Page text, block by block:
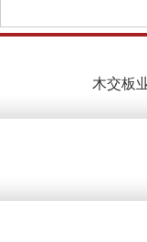
木交板业